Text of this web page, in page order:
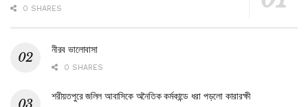
0 SHARES
নীরব ভালোবাসা
0 SHARES
শরীয়তপুরে জলিল আবাসিকে অনৈতিক কর্মকান্ডে ধরা পড়লো কারারক্ষী